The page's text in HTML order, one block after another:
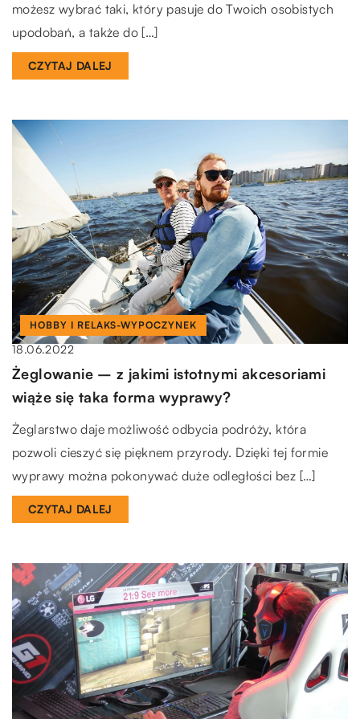
możesz wybrać taki, który pasuje do Twoich osobistych
upodobań, a także do […]
CZYTAJ DALEJ
HOBBY I RELAKS-WYPOCZYNEK
18.06.2022
Żeglowanie – z jakimi istotnymi akcesoriami
wiąże się taka forma wyprawy?
Żeglarstwo daje możliwość odbycia podróży, która
pozwoli cieszyć się pięknem przyrody. Dzięki tej formie
wyprawy można pokonywać duże odległości bez […]
CZYTAJ DALEJ